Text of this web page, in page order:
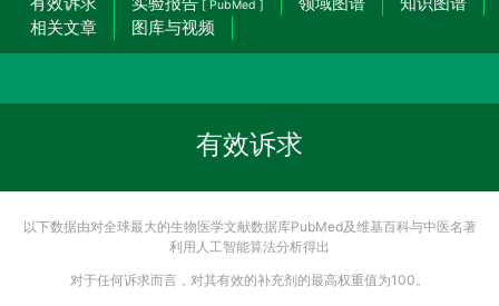
[ PubMed ]
相关文章
图库与视频
有效诉求
以下数据由对全球最大的生物医学文献数据库PubMed及维基百科与中医名著
利用人工智能算法分析得出
对于任何诉求而言，对其有效的补充剂的最高权重值为100。